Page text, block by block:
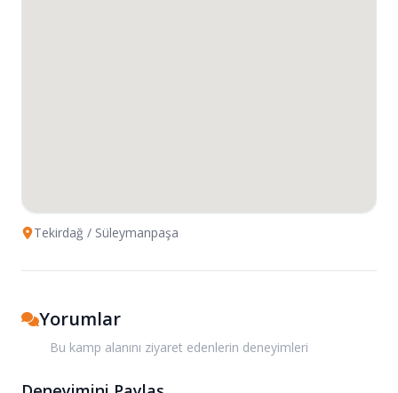
Tekirdağ / Süleymanpaşa
Yorumlar
Bu kamp alanını ziyaret edenlerin deneyimleri